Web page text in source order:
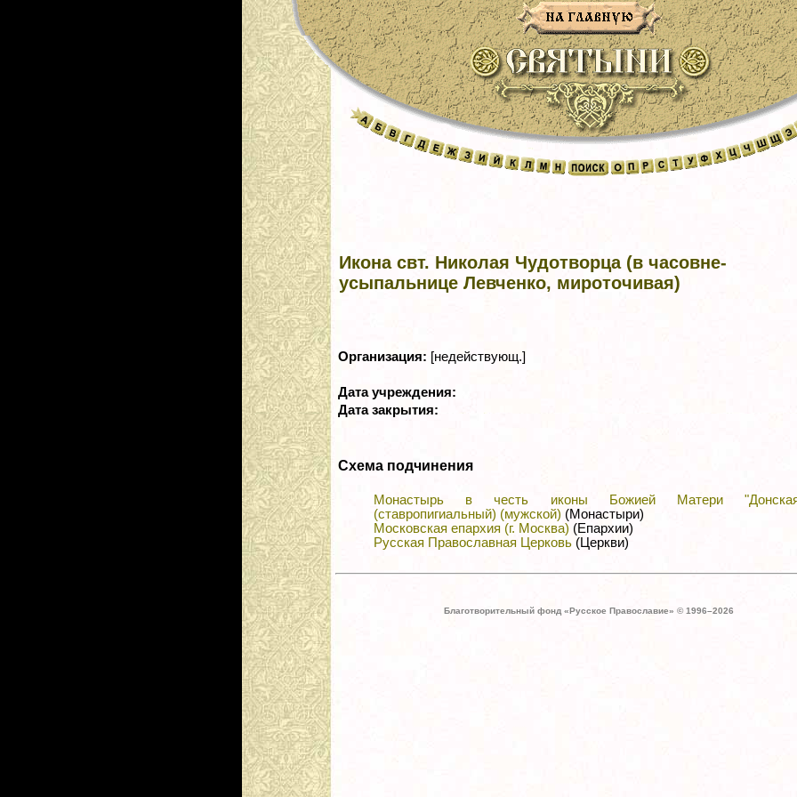
Икона свт. Николая Чудотворца (в часовне-
усыпальнице Левченко, мироточивая)
Организация: [недействующ.]
Дата учреждения:
Дата закрытия:
Схема подчинения
Монастырь в честь иконы Божией Матери
(ставропигиальный) (мужской) (Монастыри)
Московская епархия (г. Москва) (Епархии)
Русская Православная Церковь (Церкви)
Благотворительный фонд «Русское Православие» © 1996–2026